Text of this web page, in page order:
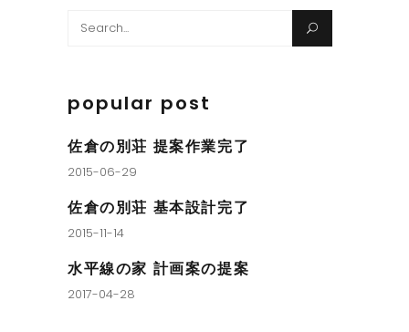
Search
popular post
佐倉の別荘 提案作業完了
2015-06-29
佐倉の別荘 基本設計完了
2015-11-14
水平線の家 計画案の提案
2017-04-28